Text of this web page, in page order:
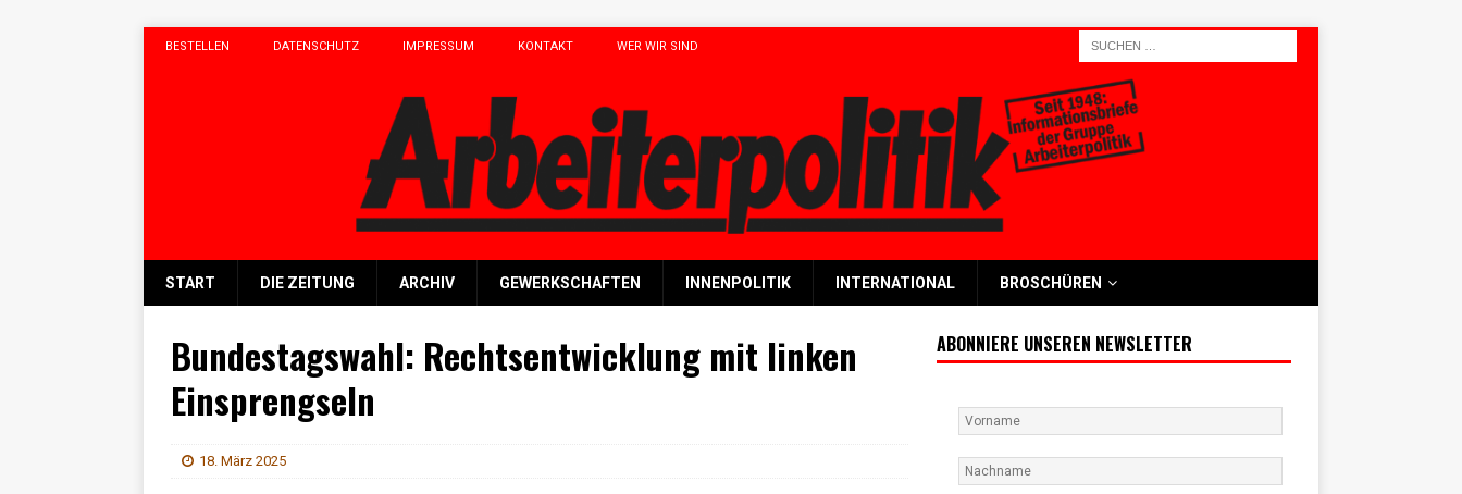
BESTELLEN DATENSCHUTZ IMPRESSUM KONTAKT WER WIR SIND
START DIE ZEITUNG ARCHIV GEWERKSCHAFTEN INNENPOLITIK INTERNATIONAL BROSCHÜREN
Bundestagswahl: Rechtsentwicklung mit linken
Einsprengseln
18. März 2025
ABONNIERE UNSEREN NEWSLETTER